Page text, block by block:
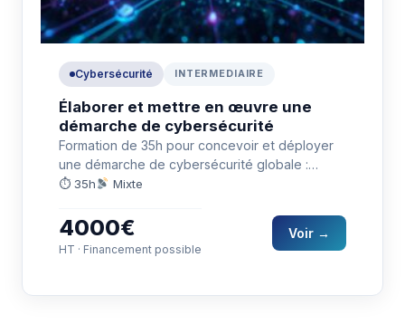
Cybersécurité INTERMEDIAIRE
Élaborer et mettre en œuvre une
démarche de cybersécurité
Formation de 35h pour concevoir et déployer
une démarche de cybersécurité globale :
identification des risques, contrôles d'accès,…
⏱ 35h Mixte
4000€
HT · Financement possible
Voir →